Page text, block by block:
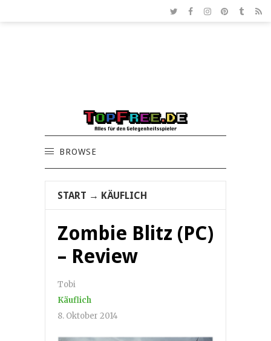
BROWSE
START → KÄUFLICH
Zombie Blitz (PC)
– Review
Tobi
Käuflich
8. Oktober 2014